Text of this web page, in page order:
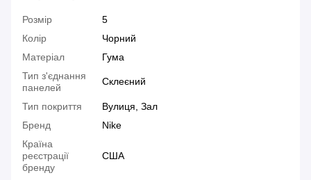
Розмір
5
Колір
Чорний
Матеріал
Гума
Тип з'єднання
панелей
Склеєний
Тип покриття
Вулиця, Зал
Бренд
Nike
Країна
реєстрації
бренду
США